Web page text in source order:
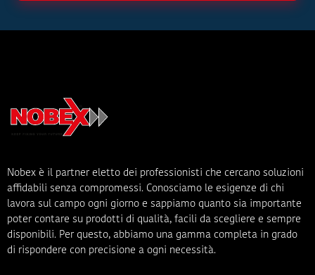
Nobex è il partner eletto dei professionisti che cercano soluzioni
affidabili senza compromessi. Conosciamo le esigenze di chi
lavora sul campo ogni giorno e sappiamo quanto sia importante
poter contare su prodotti di qualità, facili da scegliere e sempre
disponibili. Per questo, abbiamo una gamma completa in grado
di rispondere con precisione a ogni necessità.